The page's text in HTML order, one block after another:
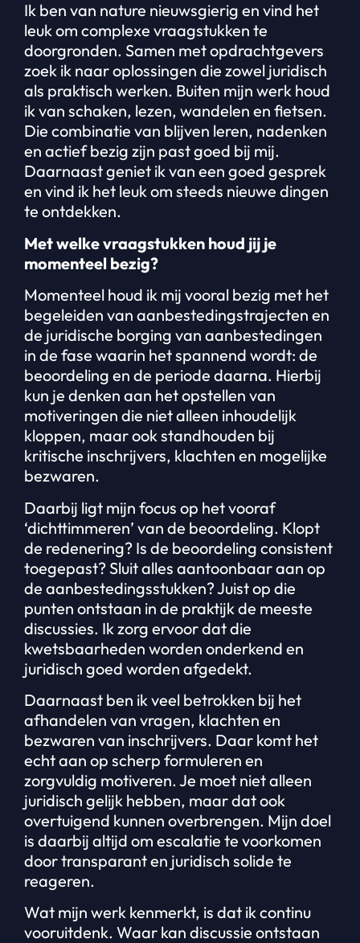
Ik ben van nature nieuwsgierig en vind het
leuk om complexe vraagstukken te
doorgronden. Samen met opdrachtgevers
zoek ik naar oplossingen die zowel juridisch
als praktisch werken. Buiten mijn werk houd
ik van schaken, lezen, wandelen en fietsen.
Die combinatie van blijven leren, nadenken
en actief bezig zijn past goed bij mij.
Daarnaast geniet ik van een goed gesprek
en vind ik het leuk om steeds nieuwe dingen
te ontdekken.
Met welke vraagstukken houd jij je
momenteel bezig?
Momenteel houd ik mij vooral bezig met het
begeleiden van aanbestedingstrajecten en
de juridische borging van aanbestedingen
in de fase waarin het spannend wordt: de
beoordeling en de periode daarna. Hierbij
kun je denken aan het opstellen van
motiveringen die niet alleen inhoudelijk
kloppen, maar ook standhouden bij
kritische inschrijvers, klachten en mogelijke
bezwaren.
Daarbij ligt mijn focus op het vooraf
‘dichttimmeren’ van de beoordeling. Klopt
de redenering? Is de beoordeling consistent
toegepast? Sluit alles aantoonbaar aan op
de aanbestedingsstukken? Juist op die
punten ontstaan in de praktijk de meeste
discussies. Ik zorg ervoor dat die
kwetsbaarheden worden onderkend en
juridisch goed worden afgedekt.
Daarnaast ben ik veel betrokken bij het
afhandelen van vragen, klachten en
bezwaren van inschrijvers. Daar komt het
echt aan op scherp formuleren en
zorgvuldig motiveren. Je moet niet alleen
juridisch gelijk hebben, maar dat ook
overtuigend kunnen overbrengen. Mijn doel
is daarbij altijd om escalatie te voorkomen
door transparant en juridisch solide te
reageren.
Wat mijn werk kenmerkt, is dat ik continu
vooruitdenk. Waar kan discussie ontstaan